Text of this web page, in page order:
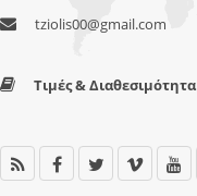
tziolis00@gmail.com
Τιμές & Διαθεσιμότητα